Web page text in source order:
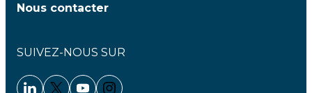
Nous contacter
SUIVEZ-NOUS SUR